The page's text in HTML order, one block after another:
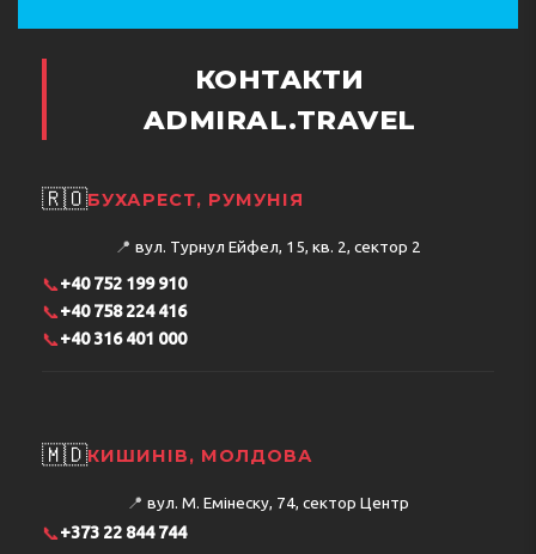
КОНТАКТИ
ADMIRAL.TRAVEL
🇷🇴БУХАРЕСТ, РУМУНІЯ
📍 вул. Турнул Ейфел, 15, кв. 2, сектор 2
📞+40 752 199 910
📞+40 758 224 416
📞+40 316 401 000
🇲🇩КИШИНІВ, МОЛДОВА
📍 вул. М. Емінеску, 74, сектор Центр
📞+373 22 844 744